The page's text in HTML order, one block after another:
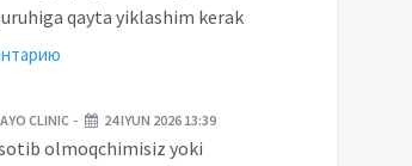
qayta yiklashim kerak
CLINIC 24 IYUN 2026 13:39
olmoqchimisiz yoki